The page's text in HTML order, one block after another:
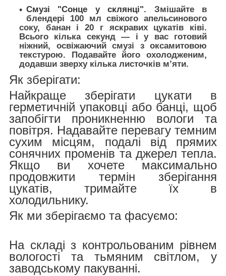
Смузі "Сонце у склянці". Змішайте в
блендері 100 мл свіжого апельсинового
соку, банан і 20 г яскравих цукатів ківі.
Всього кілька секунд — і у вас готовий
ніжний, освіжаючий смузі з оксамитовою
текстурою. Подавайте його охолодженим,
додавши зверху кілька листочків м’яти.
Як зберігати:
Найкраще зберігати цукати в
герметичній упаковці або банці, щоб
запобігти проникненню вологи та
повітря. Надавайте перевагу темним
сухим місцям, подалі від прямих
сонячних променів та джерел тепла.
Якщо ви хочете максимально
продовжити термін зберігання
цукатів, тримайте їх в
холодильнику.
Як ми зберігаємо та фасуємо:
На складі з контрольованим рівнем
вологості та тьмяним світлом, у
заводському пакуванні.